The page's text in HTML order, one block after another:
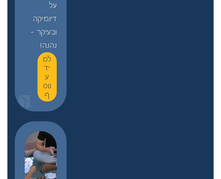
על
דינמיקה
ובעיקר –
נהנה!
למ
יד
ע
נוס
ף